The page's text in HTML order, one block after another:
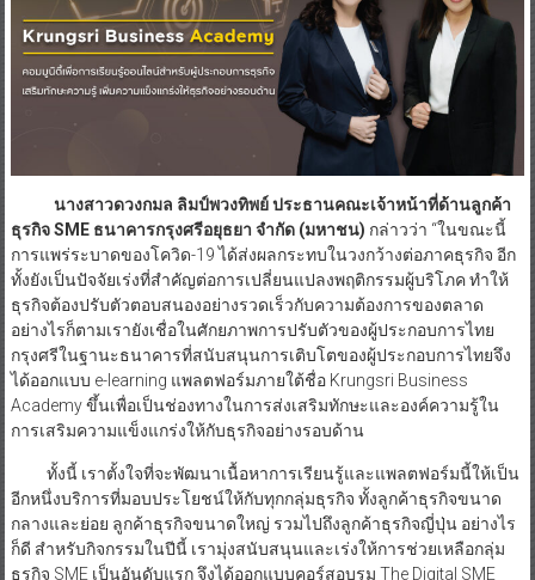
นางสาวดวงกมล ลิมป์พวงทิพย์ ประธานคณะเจ้าหน้าที่ด้านลูกค้า
ธุรกิจ SME ธนาคารกรุงศรีอยุธยา จำกัด (มหาชน) กล่าวว่า “ในขณะนี้
การแพร่ระบาดของโควิด-19 ได้ส่งผลกระทบในวงกว้างต่อภาคธุรกิจ อีก
ทั้งยังเป็นปัจจัยเร่งที่สำคัญต่อการเปลี่ยนแปลงพฤติกรรมผู้บริโภค ทำให้
ธุรกิจต้องปรับตัวตอบสนองอย่างรวดเร็วกับความต้องการของตลาด
อย่างไรก็ตามเรายังเชื่อในศักยภาพการปรับตัวของผู้ประกอบการไทย
กรุงศรีในฐานะธนาคารที่สนับสนุนการเติบโตของผู้ประกอบการไทยจึง
ได้ออกแบบ e-learning แพลตฟอร์มภายใต้ชื่อ Krungsri Business
Academy ขึ้นเพื่อเป็นช่องทางในการส่งเสริมทักษะและองค์ความรู้ใน
การเสริมความแข็งแกร่งให้กับธุรกิจอย่างรอบด้าน
ทั้งนี้ เราตั้งใจที่จะพัฒนาเนื้อหาการเรียนรู้และแพลตฟอร์มนี้ให้เป็น
อีกหนึ่งบริการที่มอบประโยชน์ให้กับทุกกลุ่มธุรกิจ ทั้งลูกค้าธุรกิจขนาด
กลางและย่อย ลูกค้าธุรกิจขนาดใหญ่ รวมไปถึงลูกค้าธุรกิจญี่ปุ่น อย่างไร
ก็ดี สำหรับกิจกรรมในปีนี้ เรามุ่งสนับสนุนและเร่งให้การช่วยเหลือกลุ่ม
ธุรกิจ SME เป็นอันดับแรก จึงได้ออกแบบคอร์สอบรม The Digital SME